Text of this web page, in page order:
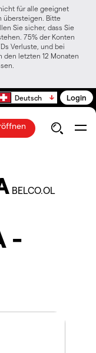
für alle geeignet
übersteigen. Bitte
Sie sicher, dass Sie
75% der Konten
Verluste, und bei
den letzten 12 Monaten
Deutsch Login
BELCO.OL
-